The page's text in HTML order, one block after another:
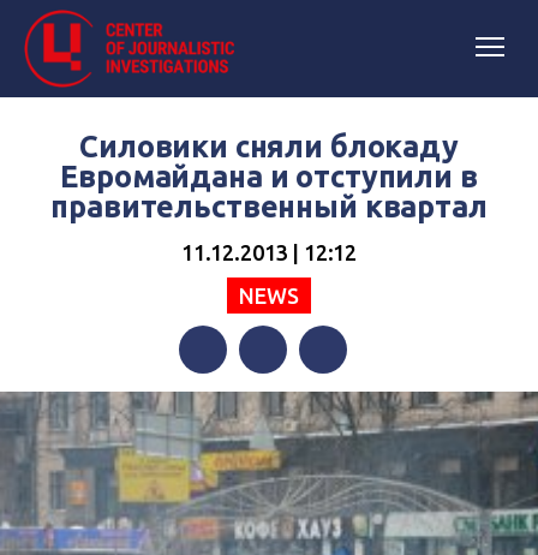
Силовики сняли блокаду
Евромайдана и отступили в
правительственный квартал
11.12.2013 | 12:12
NEWS
FacebookTwitterTelegram